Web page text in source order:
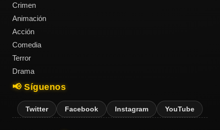
Crimen
Animación
Acción
Comedia
Terror
Drama
📢 Síguenos
Twitter Facebook Instagram YouTube